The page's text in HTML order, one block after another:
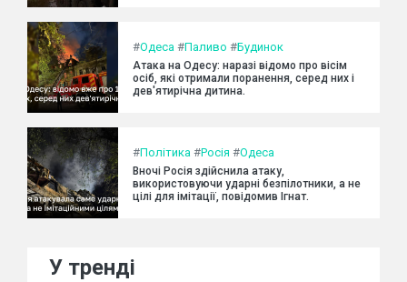
#Одеса #Паливо #Будинок
Атака на Одесу: наразі відомо про вісім
осіб, які отримали поранення, серед них і
дев'ятирічна дитина.
#Політика #Росія #Одеса
Вночі Росія здійснила атаку,
використовуючи ударні безпілотники, а не
цілі для імітації, повідомив Ігнат.
У тренді